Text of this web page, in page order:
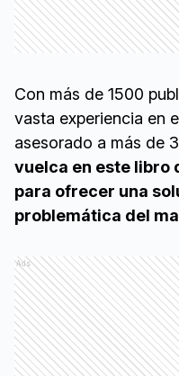
Con más de 1500
vasta experiencia en
asesorado a más de
vuelca en este libro
para ofrecer una
problemática del
Ads